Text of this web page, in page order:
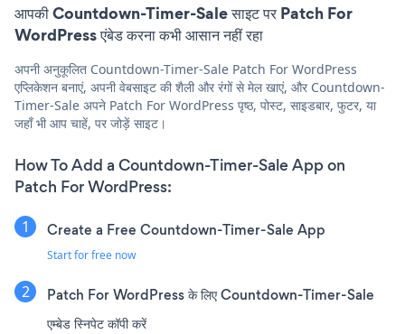
आपकी Countdown-Timer-Sale साइट पर Patch For
WordPress एंबेड करना कभी आसान नहीं रहा
अपनी अनुकूलित Countdown-Timer-Sale Patch For WordPress
एप्लिकेशन बनाएं, अपनी वेबसाइट की शैली और रंगों से मेल खाएं, और Countdown-
Timer-Sale अपने Patch For WordPress पृष्ठ, पोस्ट, साइडबार, फुटर, या
जहाँ भी आप चाहें, पर जोड़ें साइट।
How To Add a Countdown-Timer-Sale App on
Patch For WordPress:
Create a Free Countdown-Timer-Sale App
Start for free now
Patch For WordPress के लिए Countdown-Timer-Sale
एम्बेड स्निपेट कॉपी करें